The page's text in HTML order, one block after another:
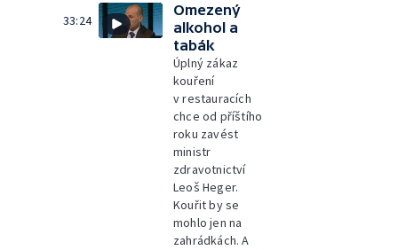
33:24
Omezený
alkohol a
tabák
Úplný zákaz
kouření
v restauracích
chce od příštího
roku zavést
ministr
zdravotnictví
Leoš Heger.
Kouřit by se
mohlo jen na
zahrádkách. A